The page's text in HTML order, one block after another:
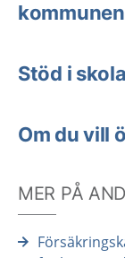
kommunen
Stöd i
Om du vill
MER PÅ